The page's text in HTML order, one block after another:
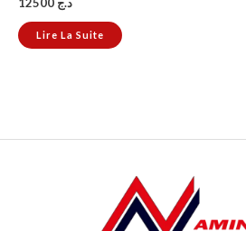
Lire La Suite